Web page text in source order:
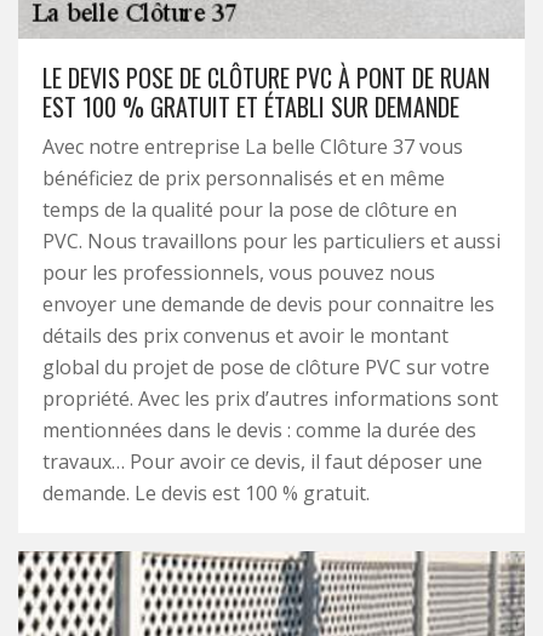
LE DEVIS POSE DE CLÔTURE PVC À PONT DE RUAN
EST 100 % GRATUIT ET ÉTABLI SUR DEMANDE
Avec notre entreprise La belle Clôture 37 vous
bénéficiez de prix personnalisés et en même
temps de la qualité pour la pose de clôture en
PVC. Nous travaillons pour les particuliers et aussi
pour les professionnels, vous pouvez nous
envoyer une demande de devis pour connaitre les
détails des prix convenus et avoir le montant
global du projet de pose de clôture PVC sur votre
propriété. Avec les prix d’autres informations sont
mentionnées dans le devis : comme la durée des
travaux… Pour avoir ce devis, il faut déposer une
demande. Le devis est 100 % gratuit.